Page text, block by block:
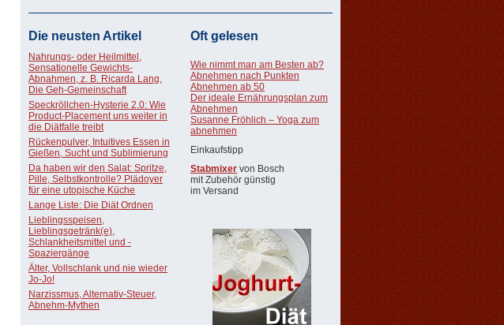
Die neusten Artikel
Nahrungs- oder Heilmittel,
Sensationelle Gewichts-
Abnahmen, z. B. Ricarda Lang,
Die Geh-Gemeinschaft
Speckröllchen-Hysterie 2.0: Wie
Product-Placement uns weiter in
die Diätfalle treibt
Rückenpulver, Intuitives Essen in
Gießen, Sucht und Sublimierung
Da haben wir den Salat: Spritze,
Pille, Selbstkontrolle? Plädoyer
für eine utopische Küche
Lange Liste: Die Diät Ordnen
Lieblingsspeisen,
Lieblingsgetränk(e),
Schlankheitsmittel und -
Spaziergänge
Älter, Vollschlank und nie wieder
Jo-Jo!
Narzissmus, Alternativ-Steuer,
Abnehm-Mythen
Oft gelesen
Wie nimmt man am Besten ab?
Abnehmen nach Punkten
Abnehmen ab 50
Der ideale Ernährungsplan zum
Abnehmen
Susanne Fröhlich – Yoga zum
abnehmen
Einkaufstipp
Stabmixer von Bosch
mit Zubehör günstig
im Versand